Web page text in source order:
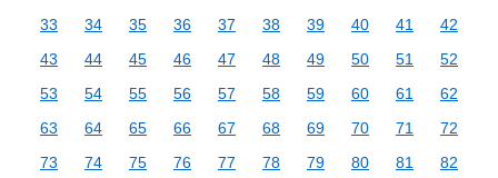
33
34 35 36 37 38 39 40 41
42
43
44 45 46 47 48 49 50 51
52
53
54 55 56 57 58 59 60 61
62
63
64 65 66 67 68 69 70 71
72
73
74 75 76 77 78 79 80 81
82